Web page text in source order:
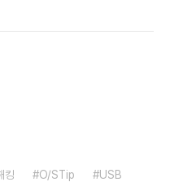
킹 O/STip
USB